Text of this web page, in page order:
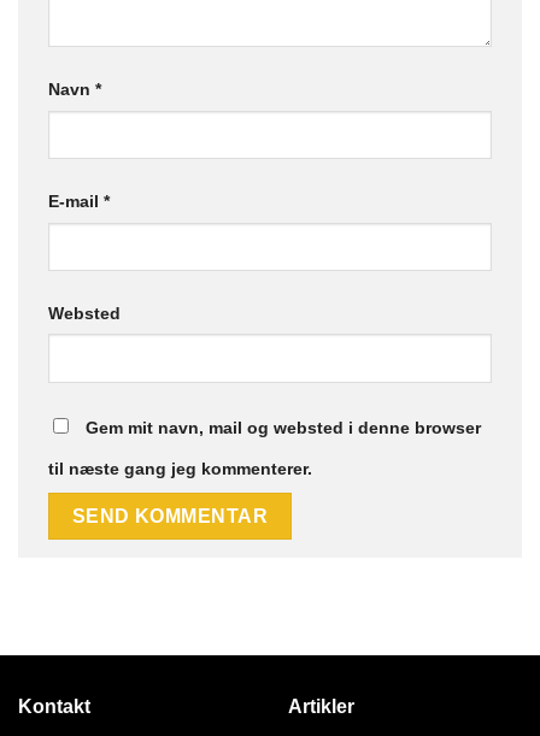
Navn *
E-mail *
Websted
Gem mit navn, mail og websted i denne browser
til næste gang jeg kommenterer.
Kontakt Artikler